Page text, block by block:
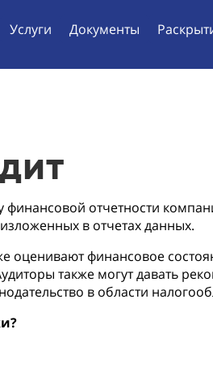
Услуги Документы
финансовой отчетности
в отчетах данных.
оценивают финансовое
также могут давать
в области